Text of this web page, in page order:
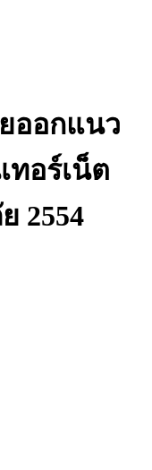
ออกแนว
ทอร์เน็ต
2554